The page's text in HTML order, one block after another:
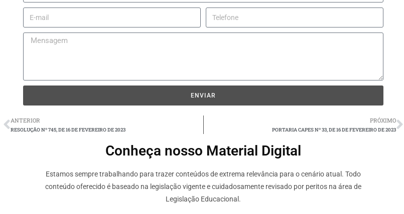
ENVIAR
ANTERIOR
RESOLUÇÃO Nº 745, DE 16 DE FEVEREIRO DE 2023
PRÓXIMO
PORTARIA CAPES Nº 33, DE 16 DE FEVEREIRO DE 2023
Conheça nosso Material Digital
Estamos sempre trabalhando para trazer conteúdos de extrema relevância para o cenário atual. Todo
conteúdo oferecido é baseado na legislação vigente e cuidadosamente revisado por peritos na área de
Legislação Educacional.